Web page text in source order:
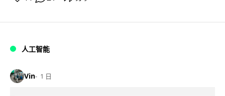
人工智能
Vin 1 日